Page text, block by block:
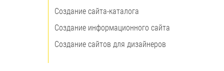
Создание сайта-каталога
Создание информационного сайта
Создание сайтов для дизайнеров